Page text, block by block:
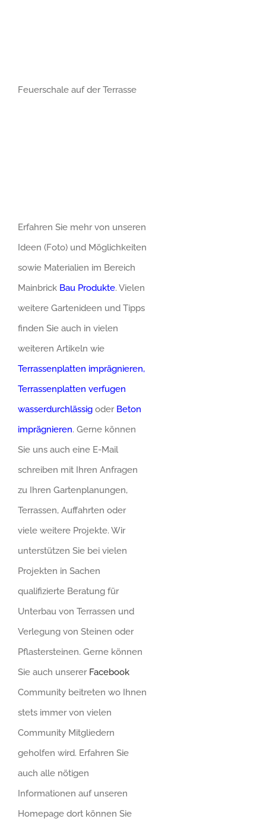
Feuerschale auf der Terrasse
Erfahren Sie mehr von unseren
Ideen (Foto) und Möglichkeiten
sowie Materialien im Bereich
Mainbrick Bau Produkte. Vielen
weitere Gartenideen und Tipps
finden Sie auch in vielen
weiteren Artikeln wie
Terrassenplatten imprägnieren,
Terrassenplatten verfugen
wasserdurchlässig oder Beton
imprägnieren. Gerne können
Sie uns auch eine E-Mail
schreiben mit Ihren Anfragen
zu Ihren Gartenplanungen,
Terrassen, Auffahrten oder
viele weitere Projekte. Wir
unterstützen Sie bei vielen
Projekten in Sachen
qualifizierte Beratung für
Unterbau von Terrassen und
Verlegung von Steinen oder
Pflastersteinen. Gerne können
Sie auch unserer Facebook
Community beitreten wo Ihnen
stets immer von vielen
Community Mitgliedern
geholfen wird. Erfahren Sie
auch alle nötigen
Informationen auf unseren
Homepage dort können Sie